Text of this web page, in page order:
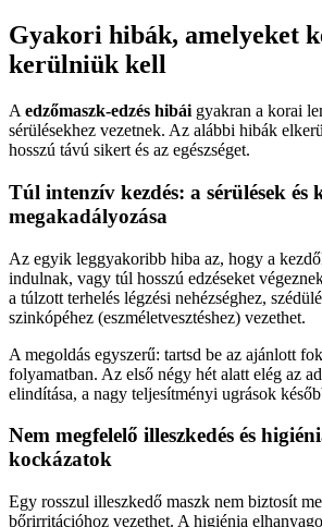
Gyakori hibák, amelyeket
kerülniük kell
A edzőmaszk-edzés hibái gyakran a korai
sérülésekhez vezetnek. Az alábbi hibák
hosszú távú sikert és az egészséget.
Túl intenzív kezdés: a sérülések és
megakadályozása
Az egyik leggyakoribb hiba az, hogy a
indulnak, vagy túl hosszú edzéseket
a túlzott terhelés légzési nehézséghez,
szinkópéhez (eszméletvesztéshez) vezethet.
A megoldás egyszerű: tartsd be az ajánlott
folyamatban. Az első négy hét alatt elég az
elindítása, a nagy teljesítményi ugrások
Nem megfelelő illeszkedés és
kockázatok
Egy rosszul illeszkedő maszk nem biztosít
bőrirritációhoz vezethet. A higiénia